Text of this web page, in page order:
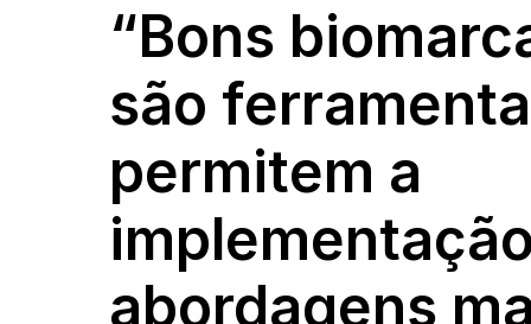
“Bons
são
permitem a
abordagens